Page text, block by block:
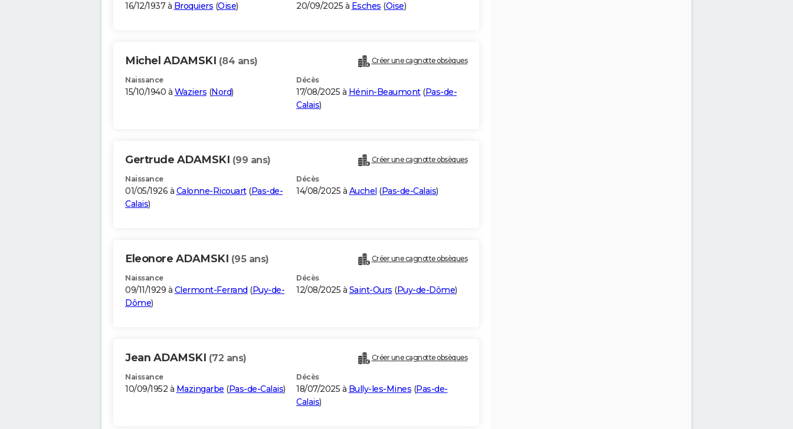
16/12/1937 à Broquiers (Oise) 20/09/2025 à Esches (Oise)
Michel ADAMSKI (84 ans) Créer une cagnotte obsèques
Naissance
15/10/1940 à Waziers (Nord)
Décès
17/08/2025 à Hénin-Beaumont(Pas-de-
Calais)
Gertrude ADAMSKI (99 ans) Créer une cagnotte obsèques
Naissance
01/05/1926 à Calonne-Ricouart(Pas-de-
Calais)
Décès
14/08/2025 à Auchel (Pas-de-Calais)
Eleonore ADAMSKI (95 ans) Créer une cagnotte obsèques
Naissance
09/11/1929 à Clermont-Ferrand (Puy-de-
Dôme)
Décès
12/08/2025 à Saint-Ours (Puy-de-Dôme)
Jean ADAMSKI (72 ans) Créer une cagnotte obsèques
Naissance
10/09/1952 à Mazingarbe (Pas-de-Calais)
Décès
18/07/2025 à Bully-les-Mines (Pas-de-
Calais)